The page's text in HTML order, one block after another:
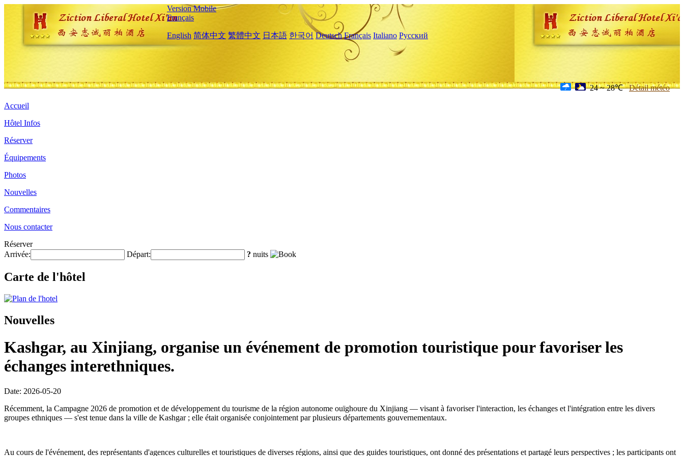
Version Mobile
Français
English 简体中文 繁體中文 日本語 한국어 Deutsch Français Italiano Русский
24 ~ 28℃ Détail météo
Accueil
Hôtel Infos
Réserver
Équipements
Photos
Nouvelles
Commentaires
Nous contacter
Réserver
Arrivée:
Départ: ? nuits
Carte de l'hôtel
Nouvelles
Kashgar, au Xinjiang, organise un événement de promotion touristique pour favoriser les
échanges interethniques.
Date: 2026-05-20
Récemment, la Campagne 2026 de promotion et de développement du tourisme de la région autonome ouïghoure du Xinjiang — visant à favoriser l'interaction, les échanges et l'intégration entre les divers
groupes ethniques — s'est tenue dans la ville de Kashgar ; elle était organisée conjointement par plusieurs départements gouvernementaux.
Au cours de l'événement, des représentants d'agences culturelles et touristiques de diverses régions, ainsi que des guides touristiques, ont donné des présentations et partagé leurs perspectives ; les participants ont